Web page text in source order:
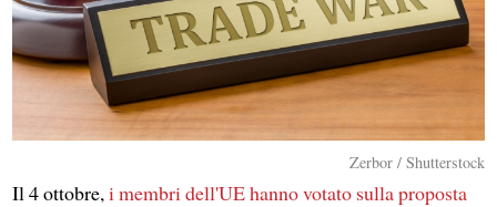
Zerbor / Shutterstock
Il 4 ottobre,i membri dell'UEhanno votato sulla proposta